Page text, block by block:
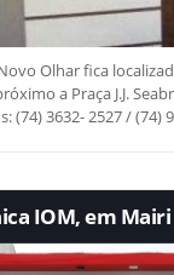
Olhar fica
a Praça J.J.
(74) 3632- 2527 / (74)
IOM, em Mairi